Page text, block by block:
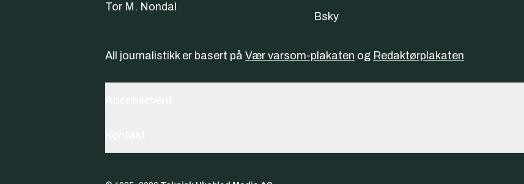
Tor M. Nondal
Bsky
All journalistikk er basert på Vær varsom-plakaten og Redaktørplakaten